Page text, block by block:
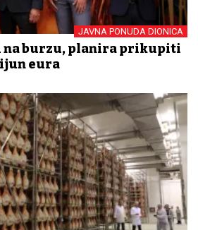
JAVNA PONUDA DIONICA
na burzu, planira prikupiti
eura